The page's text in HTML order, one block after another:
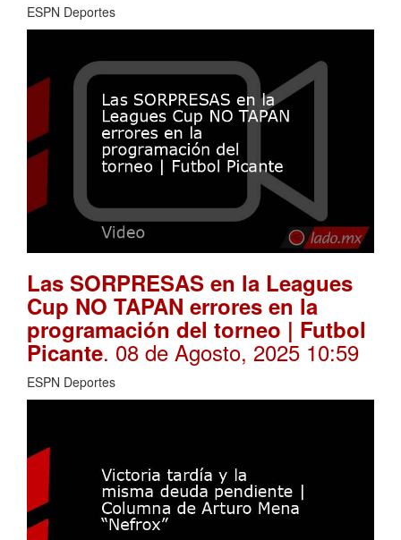
ESPN Deportes
Las SORPRESAS en la Leagues
Cup NO TAPAN errores en la
programación del torneo | Futbol
Picante. 08 de Agosto, 2025 10:59
ESPN Deportes